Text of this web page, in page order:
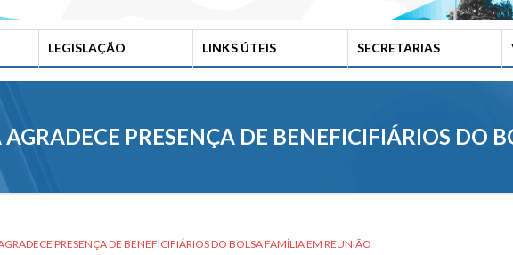
LEGISLAÇÃO LINKS ÚTEIS SECRETARIAS
PRESENÇA DE BENEFICIFIÁRIOS DO
PRESENÇA DE BENEFICIFIÁRIOS DO BOLSA FAMÍLIA EM REUNIÃO